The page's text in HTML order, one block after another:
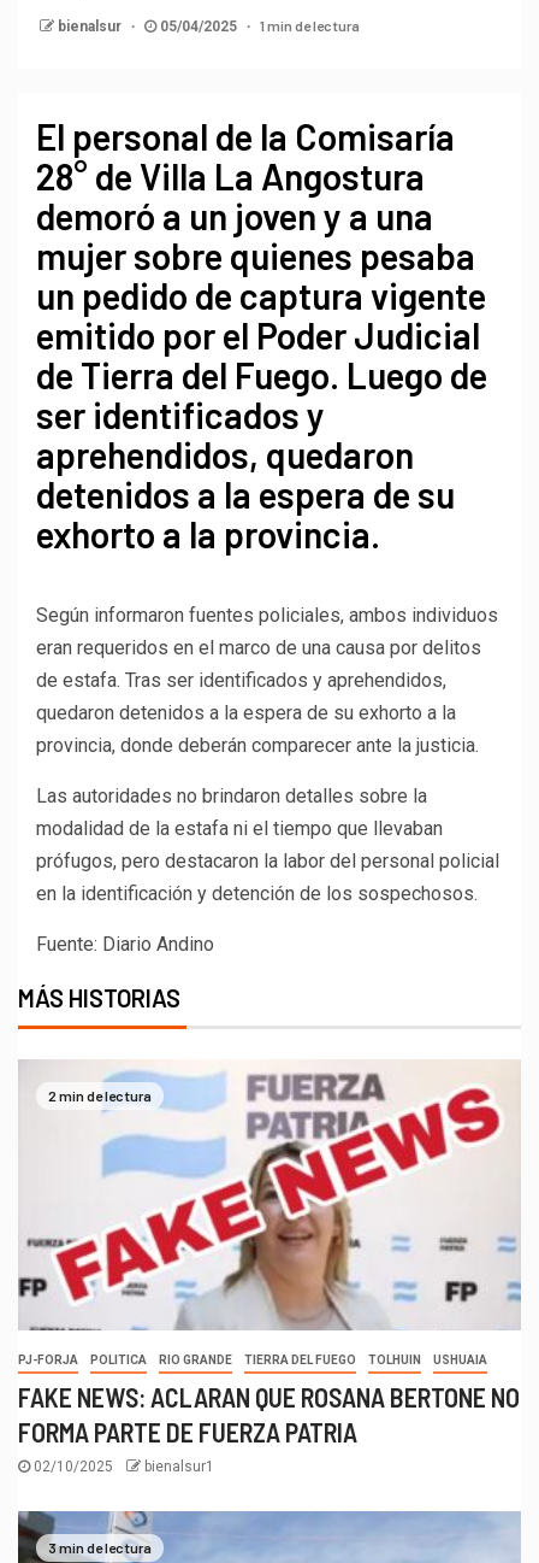
bienalsur 05/04/2025 1 min de lectura
El personal de la Comisaría
28° de Villa La Angostura
demoró a un joven y a una
mujer sobre quienes pesaba
un pedido de captura vigente
emitido por el Poder Judicial
de Tierra del Fuego. Luego de
ser identificados y
aprehendidos, quedaron
detenidos a la espera de su
exhorto a la provincia.
Según informaron fuentes policiales, ambos individuos
eran requeridos en el marco de una causa por delitos
de estafa. Tras ser identificados y aprehendidos,
quedaron detenidos a la espera de su exhorto a la
provincia, donde deberán comparecer ante la justicia.
Las autoridades no brindaron detalles sobre la
modalidad de la estafa ni el tiempo que llevaban
prófugos, pero destacaron la labor del personal policial
en la identificación y detención de los sospechosos.
Fuente: Diario Andino
MÁS HISTORIAS
2 min de lectura
PJ-FORJA POLITICA RIO GRANDE TIERRA DEL FUEGO TOLHUIN USHUAIA
FAKE NEWS: ACLARAN QUE ROSANA BERTONE NO
FORMA PARTE DE FUERZA PATRIA
02/10/2025 bienalsur1
3 min de lectura